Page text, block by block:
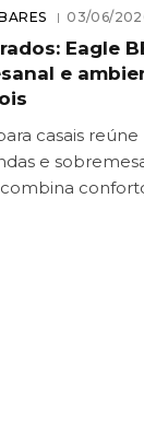
03/06/
Eagle
e
casais
e